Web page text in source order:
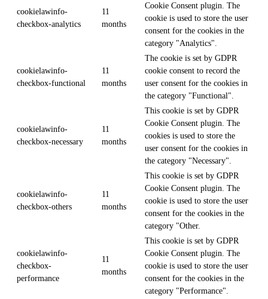
cookielawinfo-
checkbox-analytics
11
months
Cookie Consent plugin. The
cookie is used to store the user
consent for the cookies in the
category "Analytics".
cookielawinfo-
checkbox-functional
11
months
The cookie is set by GDPR
cookie consent to record the
user consent for the cookies in
the category "Functional".
cookielawinfo-
checkbox-necessary
11
months
This cookie is set by GDPR
Cookie Consent plugin. The
cookies is used to store the
user consent for the cookies in
the category "Necessary".
cookielawinfo-
checkbox-others
11
months
This cookie is set by GDPR
Cookie Consent plugin. The
cookie is used to store the user
consent for the cookies in the
category "Other.
cookielawinfo-
checkbox-
performance
11
months
This cookie is set by GDPR
Cookie Consent plugin. The
cookie is used to store the user
consent for the cookies in the
category "Performance".